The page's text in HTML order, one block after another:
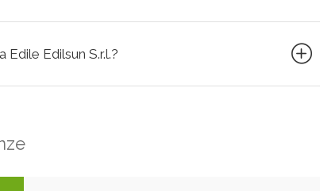
Edilsun S.r.l.?